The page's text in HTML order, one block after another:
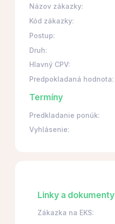
Názov zákazky:
Kód zákazky:
Postup:
Druh:
Hlavný CPV:
Predpokladaná hodnota:
Termíny
Predkladanie ponúk:
Vyhlásenie:
Linky a dokumenty
Zákazka na EKS: